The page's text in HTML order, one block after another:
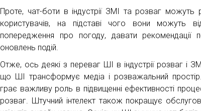
Проте, чат-боти в індустрії ЗМІ та розваг можуть
користувачів, на підставі чого вони можуть
попередження про погоду, давати рекомендації
оновлень подій.
Отже, ось деякі з переваг ШІ в індустрії розваг і
що ШІ трансформує медіа і розважальний
грає важливу роль в підвищенні ефективності
розваг. Штучний інтелект також покращує